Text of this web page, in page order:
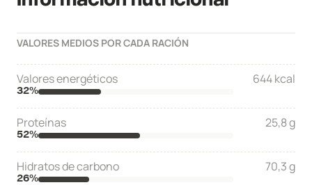
VALORES MEDIOS POR CADA RACIÓN
Valores energéticos 644 kcal
32%
Proteínas 25,8 g
52%
Hidratos de carbono 70,3 g
26%